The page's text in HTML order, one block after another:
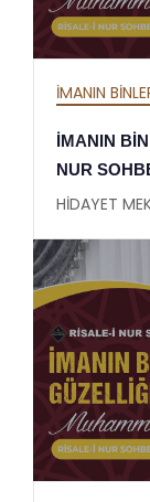
İMANIN
İMANIN
NUR
HİDAYET